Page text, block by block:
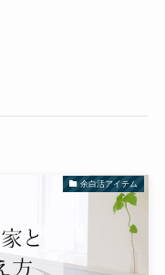
余白活アイテム